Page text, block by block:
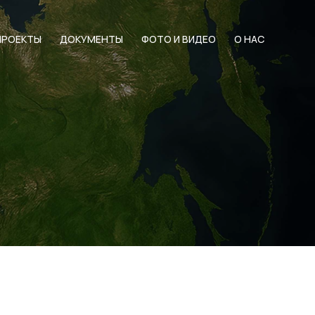
ДОКУМЕНТЫ ФОТО И ВИДЕО О НАС